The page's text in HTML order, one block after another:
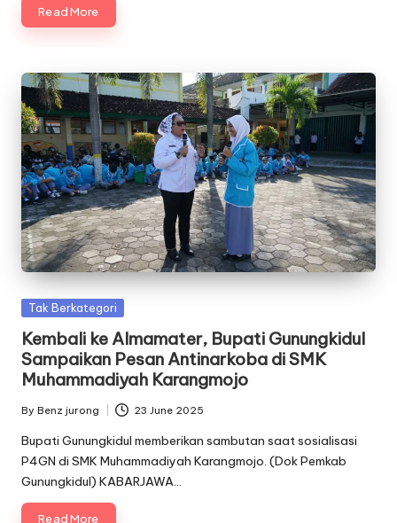
Read More
Posted
Tak Berkategori
Kembali ke Almamater, Bupati Gunungkidul
Sampaikan Pesan Antinarkoba di SMK
Muhammadiyah Karangmojo
Posted
by
By Benz jurong 23 June 2025
Bupati Gunungkidul memberikan sambutan saat sosialisasi
P4GN di SMK Muhammadiyah Karangmojo. (Dok Pemkab
Gunungkidul) KABARJAWA…
Read More